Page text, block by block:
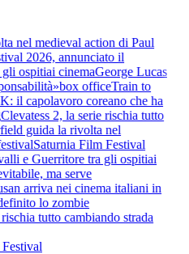
nel medieval action di Paul
2026, annunciato il
gli ospitiai cinemaGeorge Lucas
box officeTrain to
il capolavoro coreano che ha
Clevatess 2, la serie rischia tutto
guida la rivolta nel
Saturnia Film Festival
e Guerritore tra gli ospitiai
ma serve
arriva nei cinema italiani in
lo zombie
tutto cambiando strada
Festival